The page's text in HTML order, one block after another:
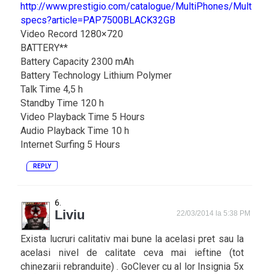
http://www.prestigio.com/catalogue/MultiPhones/
specs?article=PAP7500BLACK32GB
Video Record 1280×720
BATTERY**
Battery Capacity 2300 mAh
Battery Technology Lithium Polymer
Talk Time 4,5 h
Standby Time 120 h
Video Playback Time 5 Hours
Audio Playback Time 10 h
Internet Surfing 5 Hours
REPLY
Liviu 22/03/2014 la 5:38 PM
Exista lucruri calitativ mai bune la acelasi pret sau la
acelasi nivel de calitate ceva mai ieftine (tot
chinezarii rebranduite) . GoClever cu al lor Insignia 5x